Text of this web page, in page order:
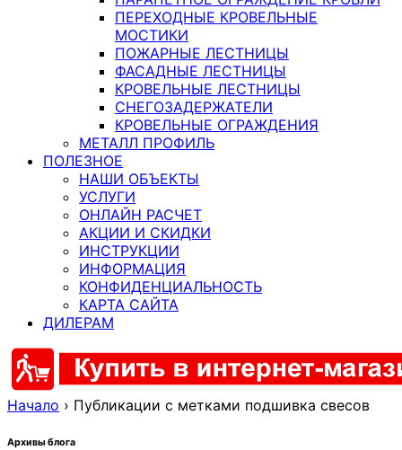
ПЕРЕХОДНЫЕ КРОВЕЛЬНЫЕ
МОСТИКИ
ПОЖАРНЫЕ ЛЕСТНИЦЫ
ФАСАДНЫЕ ЛЕСТНИЦЫ
КРОВЕЛЬНЫЕ ЛЕСТНИЦЫ
СНЕГОЗАДЕРЖАТЕЛИ
КРОВЕЛЬНЫЕ ОГРАЖДЕНИЯ
МЕТАЛЛ ПРОФИЛЬ
ПОЛЕЗНОЕ
НАШИ ОБЪЕКТЫ
УСЛУГИ
ОНЛАЙН РАСЧЕТ
АКЦИИ И СКИДКИ
ИНСТРУКЦИИ
ИНФОРМАЦИЯ
КОНФИДЕНЦИАЛЬНОСТЬ
КАРТА САЙТА
ДИЛЕРАМ
Начало › Публикации с метками подшивка свесов
Архивы блога